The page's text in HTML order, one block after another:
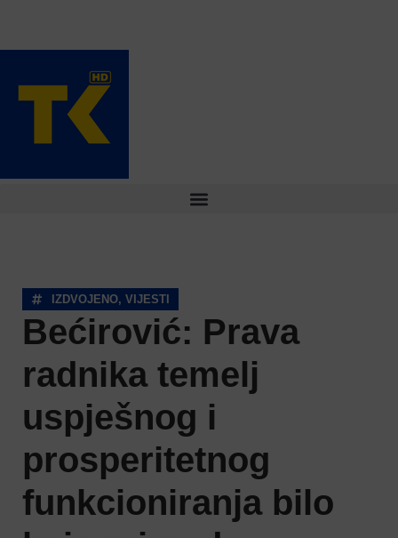
IZDVOJENO, VIJESTI
Bećirović: Prava
radnika temelj
uspješnog i
prosperitetnog
funkcioniranja bilo